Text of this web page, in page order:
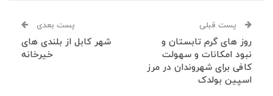
پست قبلی
روز های گرم تابستان و
نبود امکانات و سهولت
کافی برای شهروندان در مرز
اسپین بولدک
پست بعدی
شهر کابل از بلندی های
خیرخانه